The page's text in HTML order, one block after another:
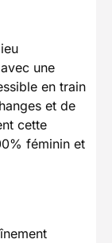
une
en train
et de
cette
féminin et